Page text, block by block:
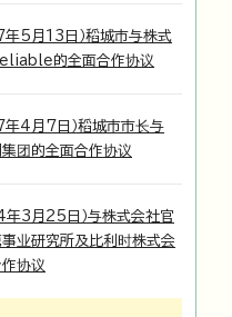
年5月13日）稻城市与株式
的全面合作协议
年4月7日）稻城市市长与
团的全面合作协议
年3月25日）与株式会社官
事业研究所及比利时株式会
协议